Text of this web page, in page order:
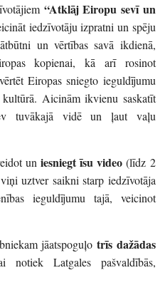
“Atklāj Eiropu sevī un
iedzīvotāju izpratni un spēju
un vērtības savā ikdienā,
kopienai, kā arī rosinot
Eiropas sniegto ieguldījumu
Aicinām ikvienu saskatīt
tuvākajā vidē un ļaut vaļu
uniesniegt īsu video (līdz 2
uztver saikni starp iedzīvotāja
ieguldījumu tajā, veicinot
jāatspoguļo trīs dažādas
notiek Latgales pašvaldībās,